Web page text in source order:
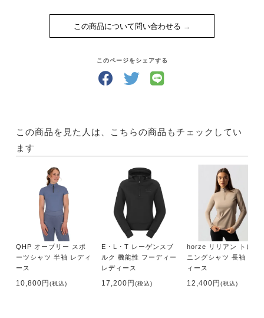
この商品について問い合わせる
このページをシェアする
この商品を見た人は、こちらの商品もチェックしてい
ます
QHP オーブリー スポ
ーツシャツ 半袖 レディ
ース
10,800円(税込)
E・L・T レーゲンスブ
ルク 機能性 フーディー
レディース
17,200円(税込)
horze リリアン トレー
ニングシャツ 長袖 レデ
ィース
12,400円(税込)